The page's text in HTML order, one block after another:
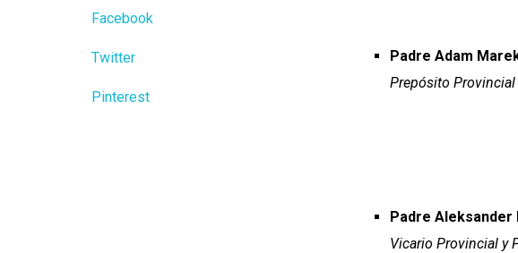
Facebook
Twitter
Pinterest
Padre Adam
Prepósito Provincial
Padre Aleksander
Vicario Provincial y